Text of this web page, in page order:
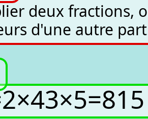
deux fractions,
d'une autre
2×43×5=815